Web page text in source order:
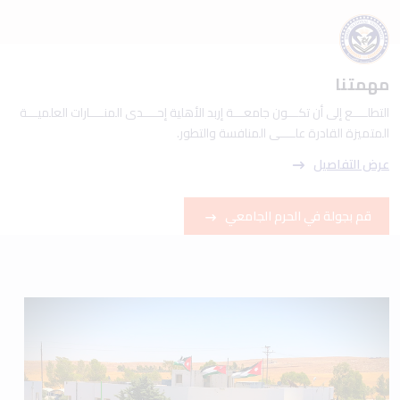
مهمتنا
التطلــــع إلى أن تكـــون جامعـــة إربد الأهلية إحــــدى المنــــارات العلميـــة
المتميزة القادرة علــــى المنافسة والتطور.
عرض التفاصيل
قم بجولة في الحرم الجامعي